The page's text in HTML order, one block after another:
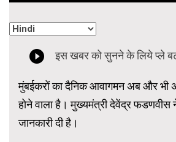
मुंबईकरों का दैनिक आवागमन अब और
होने वाला है। मुख्यमंत्री देवेंद्र
जानकारी दी है।